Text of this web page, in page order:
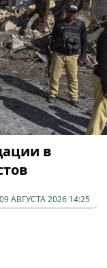
в
09 АВГУСТА 2026 14:25